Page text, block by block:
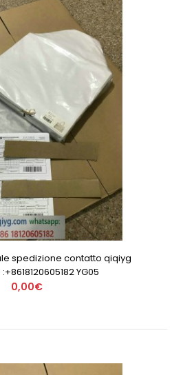
spedizione contatto qiqiyg
YG05
0,00€